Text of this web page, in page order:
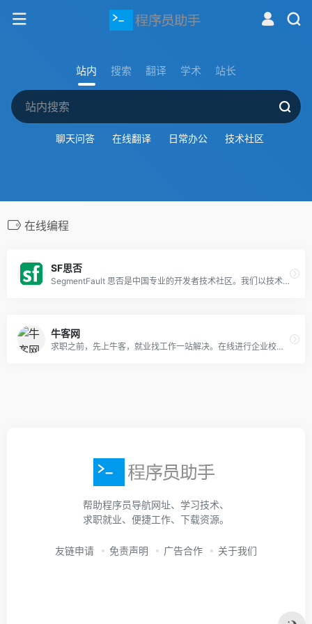
站内 搜索 翻译 学术 站长
聊天问答 在线翻译 日常办公 技术社区
在线编程
SF思否
SegmentFault 思否是中国专业的开发者技术社区。我们以技术问答、技术博客、技术课程、技术资讯为核心的产品形态，为开发者提供纯粹、高质的技术交流平台。
牛客网
求职之前，先上牛客，就业找工作一站解决。在线进行企业校招实习笔试面试真题模拟考试练习，全面提升求职竞争力，找到好工作，拿到好offer。
帮助程序员导航网址、学习技术、
求职就业、便捷工作、下载资源。
友链申请 免责声明 广告合作 关于我们